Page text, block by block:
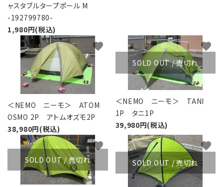
ようこそ ゲスト 様
meeting_room ログイン person
ャスタブルタープポール M
-192799780-
1,980円(税込)
＜NEMO ニーモ＞ ATOM
OSMO 2P アトムオズモ2P
38,980円(税込)
favorite
SOLD OUT / 売切れ
＜NEMO ニーモ＞ TANI
1P タニ1P
39,980円(税込)
favorite
SOLD OUT / 売切れ
favorite
SOLD OUT / 売切れ
favorite